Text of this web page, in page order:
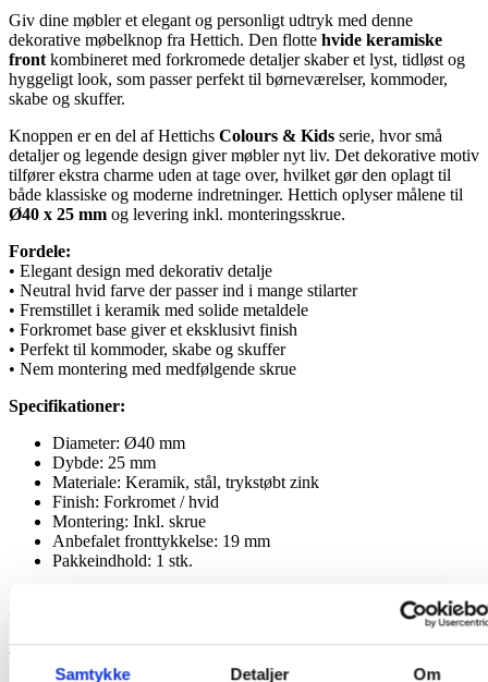
Samtykke Detaljer Om
Giv dine møbler et elegant og personligt udtryk med denne
dekorative møbelknop fra Hettich. Den flotte hvide keramiske
frontkombineret med forkromede detaljer skaber et lyst, tidløst og
hyggeligt look, som passer perfekt til børneværelser, kommoder,
skabe og skuffer.
Knoppen er en del af Hettichs Colours & Kids serie, hvor små
detaljer og legende design giver møbler nyt liv. Det dekorative motiv
tilfører ekstra charme uden at tage over, hvilket gør den oplagt til
både klassiske og moderne indretninger. Hettich oplyser målene til
Ø40 x 25 mm og levering inkl. monteringsskrue.
Fordele:
• Elegant design med dekorativ detalje
• Neutral hvid farve der passer ind i mange stilarter
• Fremstillet i keramik med solide metaldele
• Forkromet base giver et eksklusivt finish
• Perfekt til kommoder, skabe og skuffer
• Nem montering med medfølgende skrue
Specifikationer:
Diameter: Ø40 mm
Dybde: 25 mm
Materiale: Keramik, stål, trykstøbt zink
Finish: Forkromet / hvid
Montering: Inkl. skrue
Anbefalet fronttykkelse: 19 mm
Pakkeindhold: 1 stk.
Et oplagt valg til dig, der vil give møbler et lyst, hyggeligt og
personligt præg med små fine detaljer.
Yderligere information